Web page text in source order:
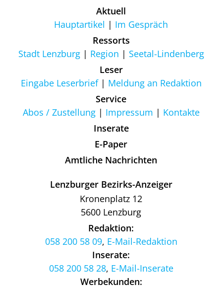
Aktuell
Hauptartikel
Im Gespräch
Ressorts
Stadt Lenzburg
Region
Seetal-Lindenberg
Leser
Eingabe Leserbrief
Meldung an Redaktion
Service
Abos / Zustellung
Impressum
Kontakte
Inserate
E-Paper
Amtliche Nachrichten
Lenzburger Bezirks-Anzeiger
Kronenplatz 12
5600 Lenzburg
Redaktion:
058 200 58 09, E-Mail-Redaktion
Inserate:
058 200 58 28, E-Mail-Inserate
Werbekunden: